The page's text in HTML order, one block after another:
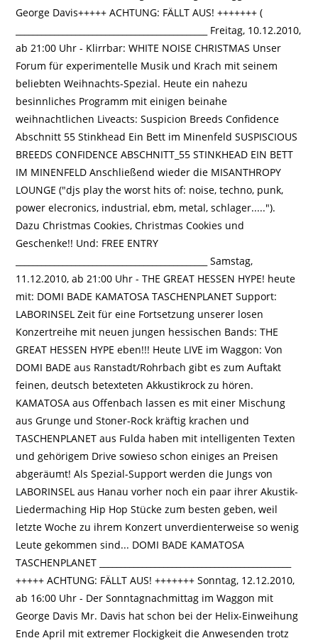
George Davis+++++ ACHTUNG: FÄLLT AUS! +++++++ (
_____________________________________________ Freitag, 10.12.2010,
ab 21:00 Uhr - Klirrbar: WHITE NOISE CHRISTMAS Unser
Forum für experimentelle Musik und Krach mit seinem
beliebten Weihnachts-Spezial. Heute ein nahezu
besinnliches Programm mit einigen beinahe
weihnachtlichen Liveacts: Suspicion Breeds Confidence
Abschnitt 55 Stinkhead Ein Bett im Minenfeld SUSPISCIOUS
BREEDS CONFIDENCE ABSCHNITT_55 STINKHEAD EIN BETT
IM MINENFELD Anschließend wieder die MISANTHROPY
LOUNGE ("djs play the worst hits of: noise, techno, punk,
power elecronics, industrial, ebm, metal, schlager.....").
Dazu Christmas Cookies, Christmas Cookies und
Geschenke!! Und: FREE ENTRY
_____________________________________________ Samstag,
11.12.2010, ab 21:00 Uhr - THE GREAT HESSEN HYPE! heute
mit: DOMI BADE KAMATOSA TASCHENPLANET Support:
LABORINSEL Zeit für eine Fortsetzung unserer losen
Konzertreihe mit neuen jungen hessischen Bands: THE
GREAT HESSEN HYPE eben!!! Heute LIVE im Waggon: Von
DOMI BADE aus Ranstadt/Rohrbach gibt es zum Auftakt
feinen, deutsch betexteten Akkustikrock zu hören.
KAMATOSA aus Offenbach lassen es mit einer Mischung
aus Grunge und Stoner-Rock kräftig krachen und
TASCHENPLANET aus Fulda haben mit intelligenten Texten
und gehörigem Drive sowieso schon einiges an Preisen
abgeräumt! Als Spezial-Support werden die Jungs von
LABORINSEL aus Hanau vorher noch ein paar ihrer Akustik-
Liedermaching Hip Hop Stücke zum besten geben, weil
letzte Woche zu ihrem Konzert unverdienterweise so wenig
Leute gekommen sind... DOMI BADE KAMATOSA
TASCHENPLANET _____________________________________________
+++++ ACHTUNG: FÄLLT AUS! +++++++ Sonntag, 12.12.2010,
ab 16:00 Uhr - Der Sonntagnachmittag im Waggon mit
George Davis Mr. Davis hat schon bei der Helix-Einweihung
Ende April mit extremer Flockigkeit die Anwesenden trotz